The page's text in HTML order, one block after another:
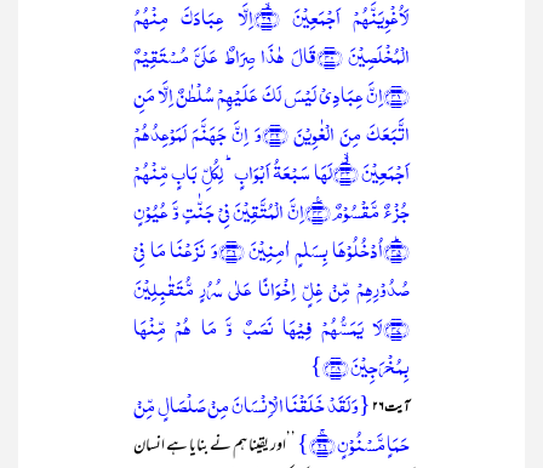
لَاُغۡوِیَنَّہُمۡ اَجۡمَعِیۡنَ ﴿ۙ۳۹﴾اِلَّا عِبَادَکَ مِنۡہُمُ
الۡمُخۡلَصِیۡنَ ﴿۴۰﴾قَالَ ہٰذَا صِرَاطٌ عَلَیَّ مُسۡتَقِیۡمٌ
﴿۴۱﴾اِنَّ عِبَادِیۡ لَیۡسَ لَکَ عَلَیۡہِمۡ سُلۡطٰنٌ اِلَّا مَنِ
اتَّبَعَکَ مِنَ الۡغٰوِیۡنَ ﴿۴۲﴾وَ اِنَّ جَہَنَّمَ لَمَوۡعِدُہُمۡ
اَجۡمَعِیۡنَ ﴿۟ۙ۴۳﴾لَہَا سَبۡعَۃُ اَبۡوَابٍ ؕ لِکُلِّ بَابٍ مِّنۡہُمۡ
جُزۡءٌ مَّقۡسُوۡمٌ ﴿٪۴۴﴾اِنَّ الۡمُتَّقِیۡنَ فِیۡ جَنّٰتٍ وَّ عُیُوۡنٍ
﴿ؕ۴۵﴾اُدۡخُلُوۡہَا بِسَلٰمٍ اٰمِنِیۡنَ ﴿۴۶﴾وَ نَزَعۡنَا مَا فِیۡ
صُدُوۡرِہِمۡ مِّنۡ غِلٍّ اِخۡوَانًا عَلٰی سُرُرٍ مُّتَقٰبِلِیۡنَ
﴿۴۷﴾لَا یَمَسُّہُمۡ فِیۡہَا نَصَبٌ وَّ مَا ہُمۡ مِّنۡہَا
بِمُخۡرَجِیۡنَ ﴿۴۸﴾}
آیت ۲۶ {وَ لَقَدۡ خَلَقۡنَا الۡاِنۡسَانَ مِنۡ صَلۡصَالٍ مِّنۡ
حَمَاٍ مَّسۡنُوۡنٍ ﴿ۚ۲۶﴾}
’’اور یقینا ہم نے بنایا ہے انسان